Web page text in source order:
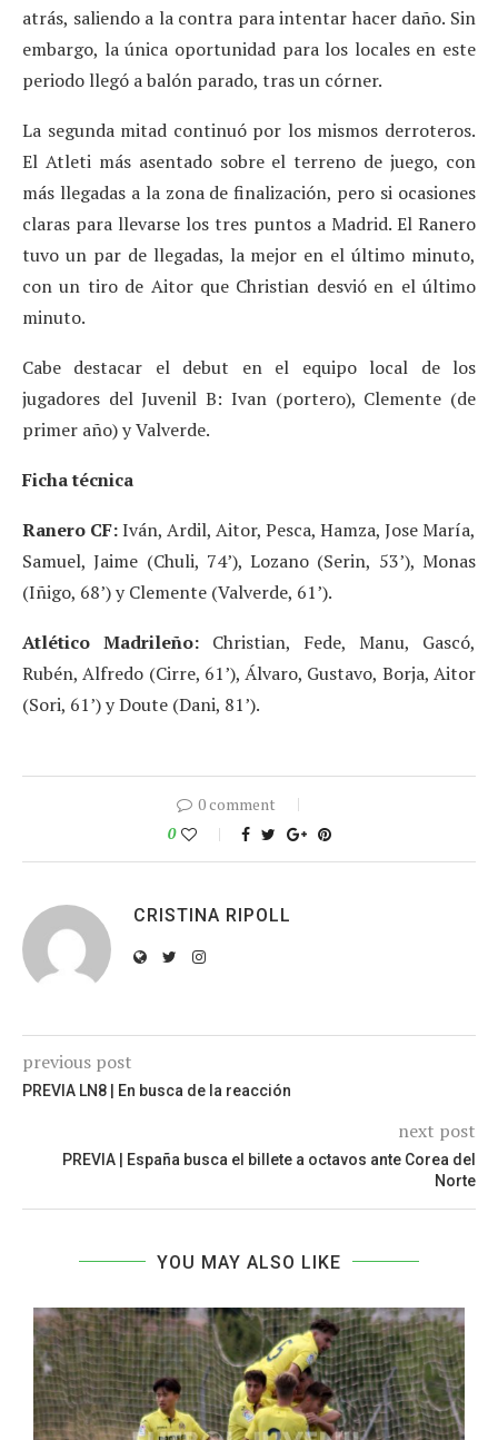
atrás, saliendo a la contra para intentar hacer daño. Sin
embargo, la única oportunidad para los locales en este
periodo llegó a balón parado, tras un córner.
La segunda mitad continuó por los mismos derroteros.
El Atleti más asentado sobre el terreno de juego, con
más llegadas a la zona de finalización, pero si ocasiones
claras para llevarse los tres puntos a Madrid. El Ranero
tuvo un par de llegadas, la mejor en el último minuto,
con un tiro de Aitor que Christian desvió en el último
minuto.
Cabe destacar el debut en el equipo local de los
jugadores del Juvenil B: Ivan (portero), Clemente (de
primer año) y Valverde.
Ficha técnica
Ranero CF:Iván, Ardil, Aitor, Pesca, Hamza, Jose María,
Samuel, Jaime (Chuli, 74’), Lozano (Serin, 53’), Monas
(Iñigo, 68’) y Clemente (Valverde, 61’).
Atlético Madrileño: Christian, Fede, Manu, Gascó,
Rubén, Alfredo (Cirre, 61’), Álvaro, Gustavo, Borja, Aitor
(Sori, 61’) y Doute (Dani, 81’).
0 comment
0
CRISTINA RIPOLL
previous post
PREVIA LN8 | En busca de la reacción
next post
PREVIA | España busca el billete a octavos ante Corea del
Norte
YOU MAY ALSO LIKE